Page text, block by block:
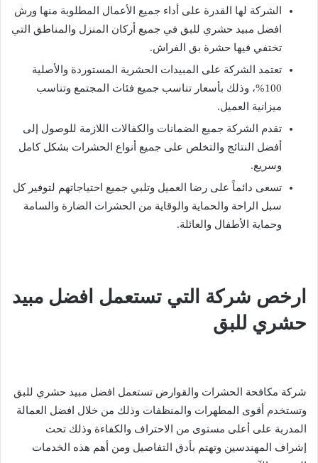
الشركة لها القدرة على أداء جميع الأعمال المطلوبة منها ورش
افضل مبيد حشري للبق في جميع أركان المنزل والمناطق التي
تختفي فيها حشرة بق الفراش.
تعتمد الشركة على المبيدات الحشرية المستوردة والأصلية
100%، وذلك بأسعار تناسب جميع فئات المجتمع وتناسب
ميزانية العميل.
تقدم الشركة جميع الضمانات والكفالات اللازمة للوصول إلى
أفضل النتائج والتخلص على جميع أنواع الحشرات بشكل كامل
وسريع.
تسعى دائماً على رضا العميل وتلبي جميع احتياجاتهم لتوفير كل
سبل الراحة والحماية والوقاية من الحشرات الضارة والسامة
وحماية الأطفال والعائلة.
ارخص شركة التي تستعمل افضل مبيد
حشري للبق
شركة مكافحة الحشرات والقوارض تستعمل افضل مبيد حشري للبق
وتستخدم أقوى المطهرات والمنظفات وذلك من خلال افضل العمالة
المدربة على أعلى مستوى من الاحتراف والكفاءة وذلك تحت
إشراف المهندسين وتهتم بأدق التفاصيل ومن أهم هذه الخدمات